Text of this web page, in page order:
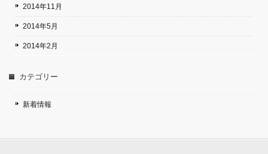
2014年11月
2014年5月
2014年2月
カテゴリー
新着情報